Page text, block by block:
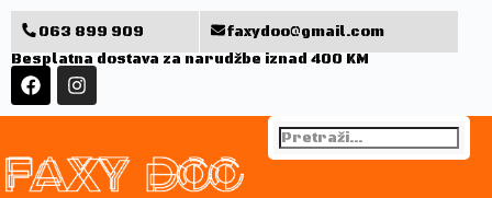
063 899 909
faxydoo@gmail.com
Besplatna dostava za narudžbe iznad 400 KM